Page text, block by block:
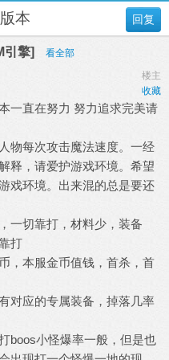
回复
本
引擎] 看全部
楼主
收藏
一直在努力 努力追求完美请
物每次攻击魔法速度。一经
释，请爱护游戏环境。希望
戏环境。出来混的总是要还
一切靠打，材料少，装备
打
，本服金币值钱，首杀，首
对应的专属装备，掉落几率
boos小怪爆率一般，但是也